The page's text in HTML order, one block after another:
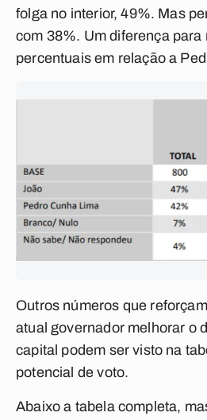
folga no interior, 49%. Mas
com 38%. Um diferença para
percentuais em relação a
Outros números que
atual governador melhorar o
capital podem ser visto na
potencial de voto.
Abaixo a tabela completa,